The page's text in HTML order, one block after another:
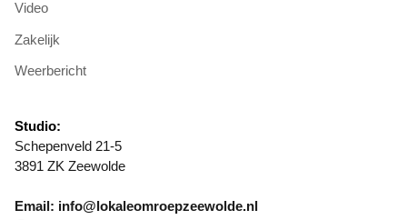
Video
Zakelijk
Weerbericht
Studio:
Schepenveld 21-5
3891 ZK Zeewolde
Email: info@lokaleomroepzeewolde.nl